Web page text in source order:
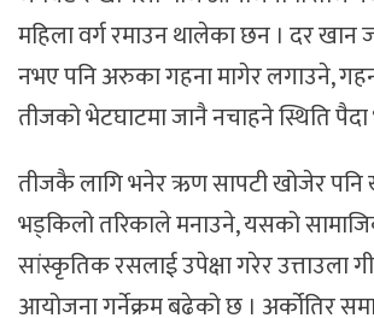
महिला वर्ग रमाउन थालेका छन । दर
नभए पनि अरुका गहना मागेर लगाउने,
तीजको भेटघाटमा जानै नचाहने स्थिति
तीजकै लागि भनेर ऋण सापटी खोजेर पनि
भड्किलो तरिकाले मनाउने, यसको
सांस्कृतिक रसलाई उपेक्षा गरेर उत्ताउला
आयोजना गर्नेक्रम बढेको छ । अर्कोतिर